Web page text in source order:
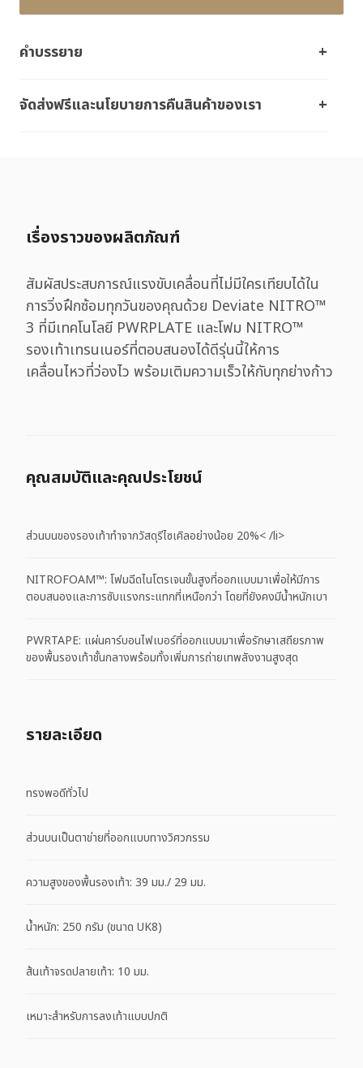
คำบรรยาย
จัดส่งฟรีและนโยบายการคืนสินค้าของเรา
เรื่องราวของผลิตภัณฑ์
สัมผัสประสบการณ์แรงขับเคลื่อนที่ไม่มีใครเทียบได้ใน
การวิ่งฝึกซ้อมทุกวันของคุณด้วย Deviate NITRO™
3 ที่มีเทคโนโลยี PWRPLATE และโฟม NITRO™
รองเท้าเทรนเนอร์ที่ตอบสนองได้ดีรุ่นนี้ให้การ
เคลื่อนไหวที่ว่องไว พร้อมเติมความเร็วให้กับทุกย่างก้าว
คุณสมบัติและคุณประโยชน์
ส่วนบนของรองเท้าทำจากวัสดุรีไซเคิลอย่างน้อย 20%< /li>
NITROFOAM™: โฟมฉีดไนโตรเจนขั้นสูงที่ออกแบบมาเพื่อให้มีการ
ตอบสนองและการซับแรงกระแทกที่เหนือกว่า โดยที่ยังคงมีน้ำหนักเบา
PWRTAPE: แผ่นคาร์บอนไฟเบอร์ที่ออกแบบมาเพื่อรักษาเสถียรภาพ
ของพื้นรองเท้าชั้นกลางพร้อมทั้งเพิ่มการถ่ายเทพลังงานสูงสุด
รายละเอียด
ทรงพอดีทั่วไป
ส่วนบนเป็นตาข่ายที่ออกแบบทางวิศวกรรม
ความสูงของพื้นรองเท้า: 39 มม./ 29 มม.
น้ำหนัก: 250 กรัม (ขนาด UK8)​
ส้นเท้าจรดปลายเท้า: 10 มม.​
เหมาะสําหรับการลงเท้าแบบปกติ